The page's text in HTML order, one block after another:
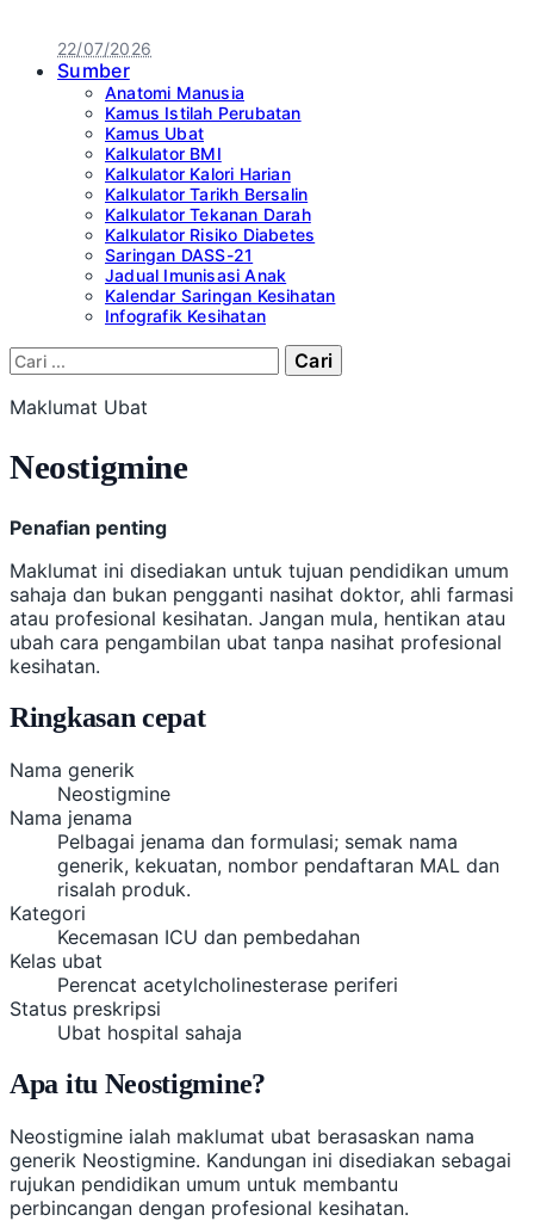
22/07/2026
Sumber
Anatomi Manusia
Kamus Istilah Perubatan
Kamus Ubat
Kalkulator BMI
Kalkulator Kalori Harian
Kalkulator Tarikh Bersalin
Kalkulator Tekanan Darah
Kalkulator Risiko Diabetes
Saringan DASS-21
Jadual Imunisasi Anak
Kalendar Saringan Kesihatan
Infografik Kesihatan
Cari:
Maklumat Ubat
Neostigmine
Penafian penting
Maklumat ini disediakan untuk tujuan pendidikan umum
sahaja dan bukan pengganti nasihat doktor, ahli farmasi
atau profesional kesihatan. Jangan mula, hentikan atau
ubah cara pengambilan ubat tanpa nasihat profesional
kesihatan.
Ringkasan cepat
Nama generik
Neostigmine
Nama jenama
Pelbagai jenama dan formulasi; semak nama
generik, kekuatan, nombor pendaftaran MAL dan
risalah produk.
Kategori
Kecemasan ICU dan pembedahan
Kelas ubat
Perencat acetylcholinesterase periferi
Status preskripsi
Ubat hospital sahaja
Apa itu Neostigmine?
Neostigmine ialah maklumat ubat berasaskan nama
generik Neostigmine. Kandungan ini disediakan sebagai
rujukan pendidikan umum untuk membantu
perbincangan dengan profesional kesihatan.